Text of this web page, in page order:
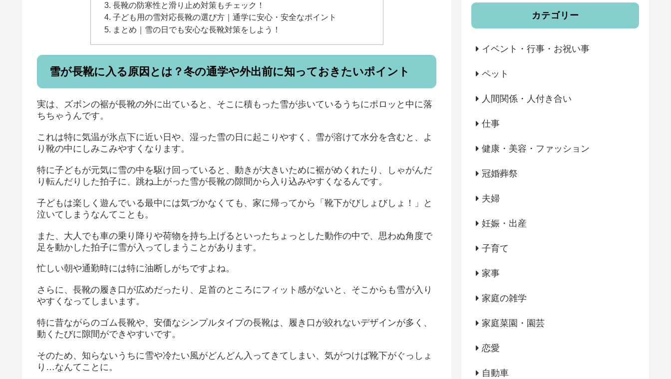
長靴の防寒性と滑り止め対策もチェック！
子ども用の雪対応長靴の選び方｜通学に安心・安全なポイント
まとめ｜雪の日でも安心な長靴対策をしよう！
雪が長靴に入る原因とは？冬の通学や外出前に知っておきたいポイント
実は、ズボンの裾が長靴の外に出ていると、そこに積もった雪が歩いているうちにポロッと中に落
ちちゃうんです。
これは特に気温が氷点下に近い日や、湿った雪の日に起こりやすく、雪が溶けて水分を含むと、よ
り靴の中にしみこみやすくなります。
特に子どもが元気に雪の中を駆け回っていると、動きが大きいために裾がめくれたり、しゃがんだ
り転んだりした拍子に、跳ね上がった雪が長靴の隙間から入り込みやすくなるんです。
子どもは楽しく遊んでいる最中には気づかなくても、家に帰ってから「靴下がびしょびしょ！」と
泣いてしまうなんてことも。
また、大人でも車の乗り降りや荷物を持ち上げるといったちょっとした動作の中で、思わぬ角度で
足を動かした拍子に雪が入ってしまうことがあります。
忙しい朝や通勤時には特に油断しがちですよね。
さらに、長靴の履き口が広めだったり、足首のところにフィット感がないと、そこからも雪が入り
やすくなってしまいます。
特に昔ながらのゴム長靴や、安価なシンプルタイプの長靴は、履き口が絞れないデザインが多く、
動くたびに隙間ができやすいです。
そのため、知らないうちに雪や冷たい風がどんどん入ってきてしまい、気がつけば靴下がぐっしょ
り…なんてことに。
カテゴリー
イベント・行事・お祝い事
ペット
人間関係・人付き合い
仕事
健康・美容・ファッション
冠婚葬祭
夫婦
妊娠・出産
子育て
家事
家庭の雑学
家庭菜園・園芸
恋愛
自動車